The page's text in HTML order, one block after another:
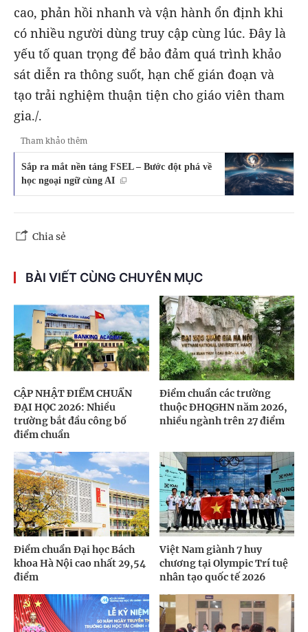
cao, phản hồi nhanh và vận hành ổn định khi
có nhiều người dùng truy cập cùng lúc. Đây là
yếu tố quan trọng để bảo đảm quá trình khảo
sát diễn ra thông suốt, hạn chế gián đoạn và
tạo trải nghiệm thuận tiện cho giáo viên tham
gia./.
Tham khảo thêm
Sắp ra mắt nền tảng FSEL – Bước đột phá về
học ngoại ngữ cùng AI
Chia sẻ
BÀI VIẾT CÙNG CHUYÊN MỤC
CẬP NHẬT ĐIỂM CHUẨN
ĐẠI HỌC 2026: Nhiều
trường bắt đầu công bố
điểm chuẩn
Điểm chuẩn các trường
thuộc ĐHQGHN năm 2026,
nhiều ngành trên 27 điểm
Điểm chuẩn Đại học Bách
khoa Hà Nội cao nhất 29,54
điểm
Việt Nam giành 7 huy
chương tại Olympic Trí tuệ
nhân tạo quốc tế 2026